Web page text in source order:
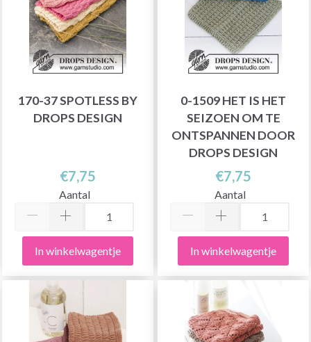
170-37 SPOTLESS BY
DROPS DESIGN
€7,75
Aantal
In winkelwagentje
0-1509 HET IS HET
SEIZOEN OM TE
ONTSPANNEN DOOR
DROPS DESIGN
€7,75
Aantal
In winkelwagentje